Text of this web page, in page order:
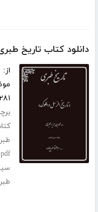
دانلود کتاب تاریخ
از:
۲۸۱ صفحه
pdf